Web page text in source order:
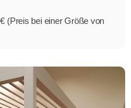
(Preis bei einer Größe von